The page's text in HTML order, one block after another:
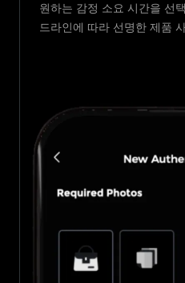
원하는 감정 소요 시간을 선
드라인에 따라 선명한 제품